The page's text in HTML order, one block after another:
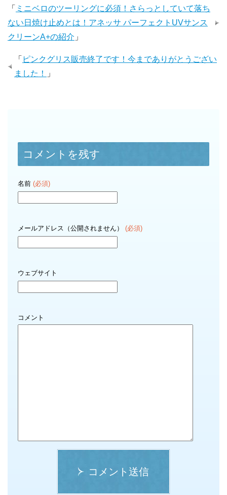
「 ミニベロのツーリングに必須！さらっとしていて落ち
ない日焼け止めとは！アネッサ パーフェクトUVサンス
クリーンA+の紹介 」
「 ピンクグリス販売終了です！今までありがとうござい
ました！
」
コメントを残す
名前 (必須)
メールアドレス（公開されません） (必須)
ウェブサイト
コメント
コメント送信